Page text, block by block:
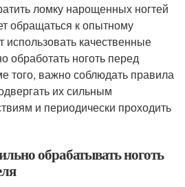
ломку нарощенных ногтей
обращаться к опытному
использовать качественные
обработать ноготь перед
того, важно соблюдать правила
их сильным
и периодически проходить
обрабатывать ноготь